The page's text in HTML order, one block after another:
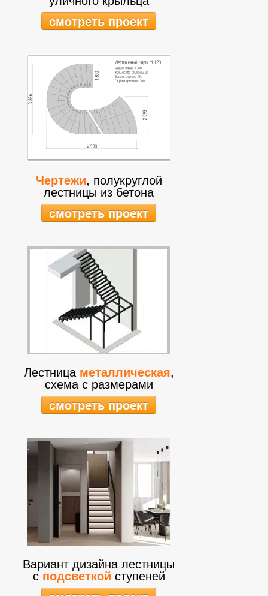
смотреть проект
Чертежи, полукруглой
лестницы из бетона
смотреть проект
Лестница металлическая,
схема с размерами
смотреть проект
Вариант дизайна лестницы
с подсветкой ступеней